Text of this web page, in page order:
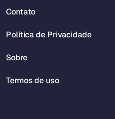
Contato
Política de Privacidade
Sobre
Termos de uso